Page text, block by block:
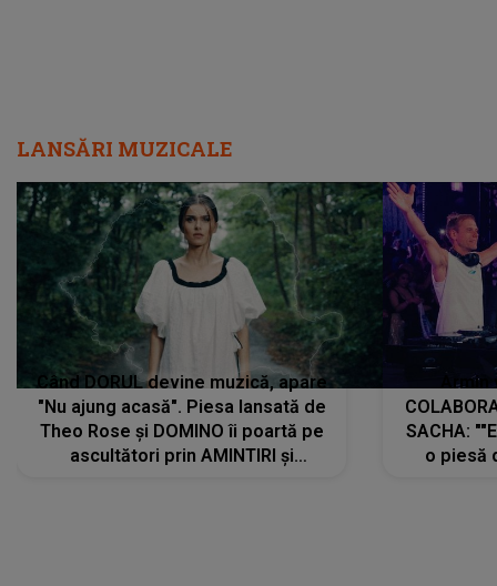
LANSĂRI MUZICALE
Când DORUL devine muzică, apare
"Nu ajung acasă". Piesa lansată de
Theo Rose și DOMINO îi poartă pe
ascultători prin AMINTIRI și
SACHA:
o piesă